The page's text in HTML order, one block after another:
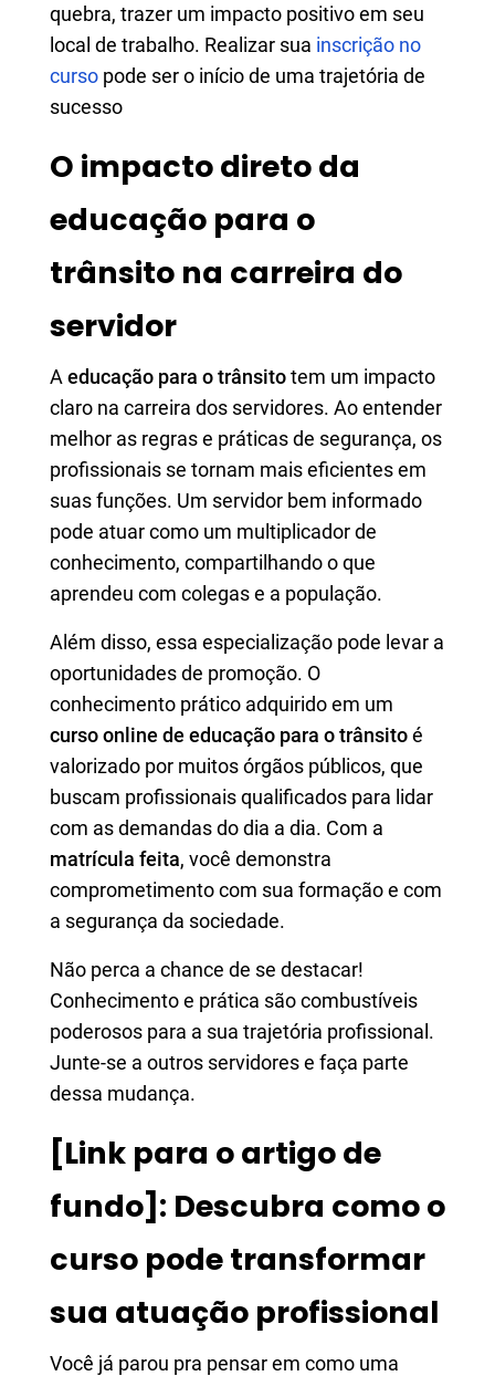
quebra, trazer um impacto positivo em seu
local de trabalho. Realizar sua inscrição no
curso pode ser o início de uma trajetória de
sucesso
O impacto direto da
educação para o
trânsito na carreira do
servidor
A educação para o trânsitotem um impacto
claro na carreira dos servidores. Ao entender
melhor as regras e práticas de segurança, os
profissionais se tornam mais eficientes em
suas funções. Um servidor bem informado
pode atuar como um multiplicador de
conhecimento, compartilhando o que
aprendeu com colegas e a população.
Além disso, essa especialização pode levar a
oportunidades de promoção. O
conhecimento prático adquirido em um
curso online de educação para o trânsitoé
valorizado por muitos órgãos públicos, que
buscam profissionais qualificados para lidar
com as demandas do dia a dia. Com a
matrícula feita, você demonstra
comprometimento com sua formação e com
a segurança da sociedade.
Não perca a chance de se destacar!
Conhecimento e prática são combustíveis
poderosos para a sua trajetória profissional.
Junte-se a outros servidores e faça parte
dessa mudança.
[Link para o artigo de
fundo]: Descubra como o
curso pode transformar
sua atuação profissional
Você já parou pra pensar em como uma